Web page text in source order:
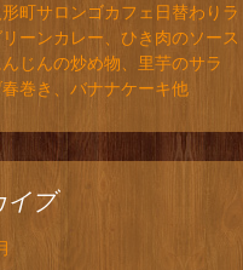
町サロンゴカフェ日替わりラ
ーンカレー、ひき肉のソース
じんの炒め物、里芋のサラ
巻き、バナナケーキ他
イブ